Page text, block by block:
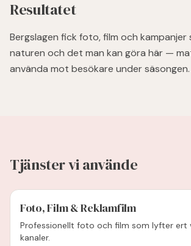
Resultatet
Bergslagen fick foto, film och kampanjer
naturen och det man kan göra här —
använda mot besökare under säsongen.
Tjänster vi använde
Foto, Film & Reklamfilm
Professionellt foto och film som lyfter ert
kanaler.